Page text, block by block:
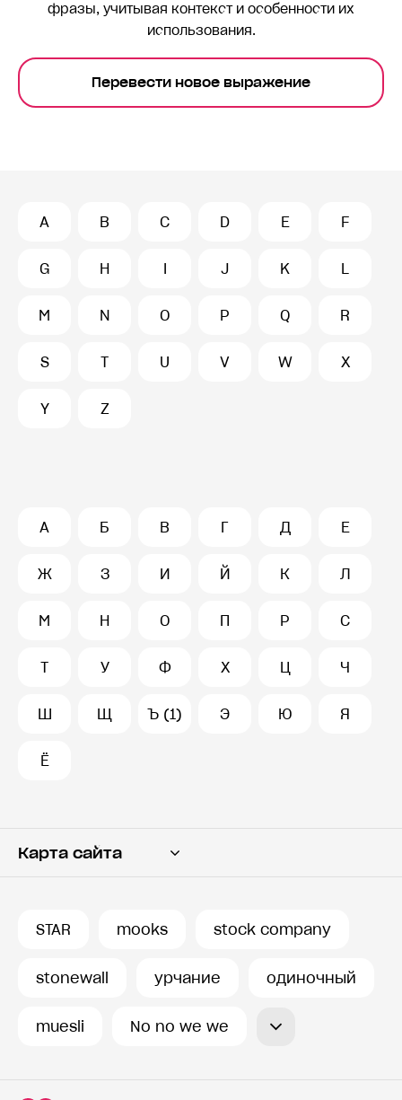
фразы, учитывая контекст и особенности их
использования.
Перевести новое выражение
A B C D E F
G H I J K L
M N O P Q R
S T U V W X
Y Z
А Б В Г Д Е
Ж З И Й К Л
М Н О П Р С
Т У Ф Х Ц Ч
Ш Щ Ъ (1) Э Ю Я
Ё
Карта сайта
STAR mooks stock company
stonewall урчание одиночный
muesli No no we we